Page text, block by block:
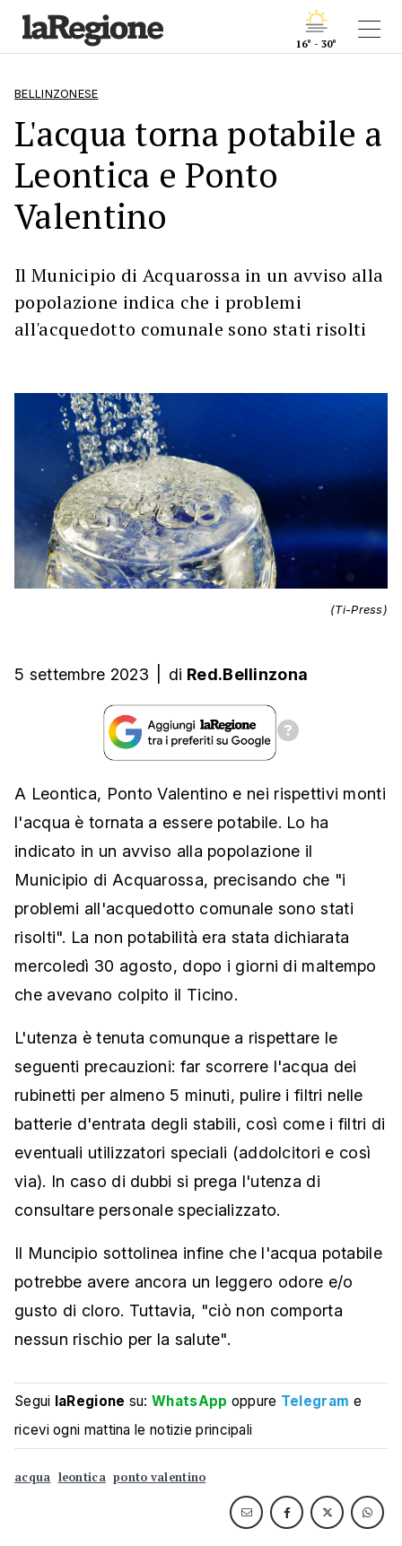
16° - 30°
BELLINZONESE
L'acqua torna potabile a
Leontica e Ponto
Valentino
Il Municipio di Acquarossa in un avviso alla
popolazione indica che i problemi
all'acquedotto comunale sono stati risolti
(Ti-Press)
5 settembre 2023 di Red.Bellinzona
A Leontica, Ponto Valentino e nei rispettivi monti
l'acqua è tornata a essere potabile. Lo ha
indicato in un avviso alla popolazione il
Municipio di Acquarossa, precisando che "i
problemi all'acquedotto comunale sono stati
risolti". La non potabilità era stata dichiarata
mercoledì 30 agosto, dopo i giorni di maltempo
che avevano colpito il Ticino.
L'utenza è tenuta comunque a rispettare le
seguenti precauzioni: far scorrere l'acqua dei
rubinetti per almeno 5 minuti, pulire i filtri nelle
batterie d'entrata degli stabili, così come i filtri di
eventuali utilizzatori speciali (addolcitori e così
via). In caso di dubbi si prega l'utenza di
consultare personale specializzato.
Il Muncipio sottolinea infine che l'acqua potabile
potrebbe avere ancora un leggero odore e/o
gusto di cloro. Tuttavia, "ciò non comporta
nessun rischio per la salute".
Segui laRegione su:WhatsApp oppure Telegram e
ricevi ogni mattina le notizie principali
acqua leontica ponto valentino